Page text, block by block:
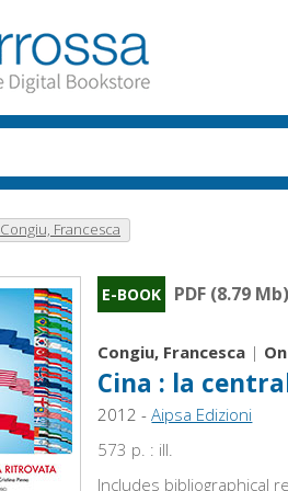
Congiu, Francesca
E-BOOK PDF (8.79
Congiu, Francesca |
Cina : la
2012 -Aipsa Edizioni
573 p. : ill.
Includes bibliographical